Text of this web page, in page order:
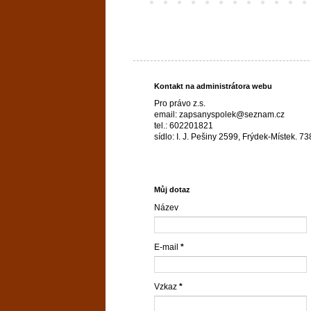
Kontakt na administrátora webu
Pro právo z.s.
email: zapsanyspolek@seznam.cz
tel.: 602201821
sídlo: I. J. Pešiny 2599, Frýdek-Místek.
Můj dotaz
Název
E-mail *
Vzkaz *